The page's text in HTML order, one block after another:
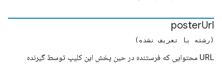
posterUrl
(رشته یا تعریف نشده)
URL محتوایی که فرستنده در حین پخش این کلیپ توسط گیرنده